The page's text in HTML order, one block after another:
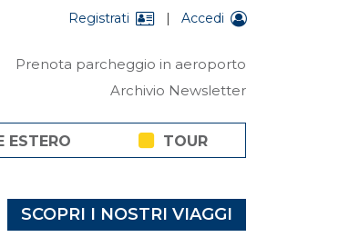
Prenota parcheggio in aeroporto
Archivio Newsletter
Registrati | Accedi
ESTERO TOUR
SCOPRI I NOSTRI VIAGGI